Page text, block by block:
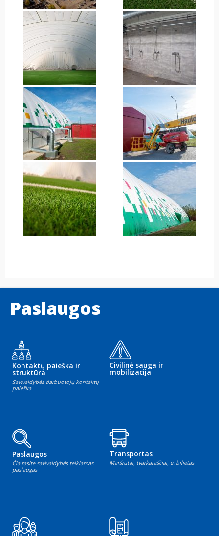
Paslaugos
Kontaktų paieška ir
struktūra
Savivaldybės darbuotojų kontaktų
paieška
Civilinė sauga ir
mobilizacija
Paslaugos
Čia rasite savivaldybės teikiamas
paslaugas
Transportas
Maršrutai, tvarkaraščiai, e. bilietas